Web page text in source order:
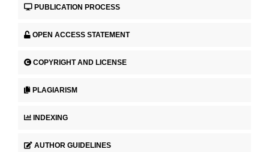
PUBLICATION PROCESS
OPEN ACCESS STATEMENT
COPYRIGHT AND LICENSE
PLAGIARISM
INDEXING
AUTHOR GUIDELINES